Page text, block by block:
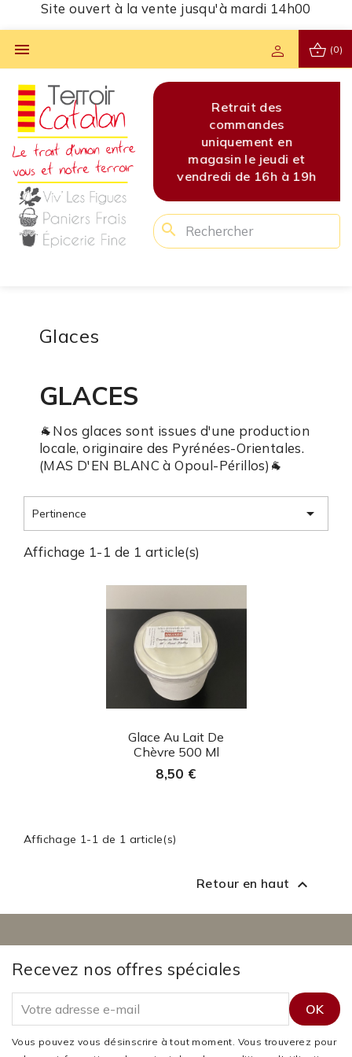
Site ouvert à la vente jusqu'à mardi 14h00
 shopping_basket (0)
person
et
19h
Site ouvert à la vente
jusqu'à mardi 14h00
Retrait des
commandes
uniquement en
magasin le jeudi et
vendredi de 16h à 19h
search
Glaces
GLACES
🐐Nos glaces sont issues d'une production
locale, originaire des Pyrénées-Orientales.
(MAS D'EN BLANC à Opoul-Périllos)🐐
Pertinence 
Affichage 1-1 de 1 article(s)
Aperçu rapide
Glace Au Lait De
Chèvre 500 Ml
8,50 €
Affichage 1-1 de 1 article(s)
Retour en haut 
Recevez nos offres spéciales
Vous pouvez vous désinscrire à tout moment. Vous trouverez pour